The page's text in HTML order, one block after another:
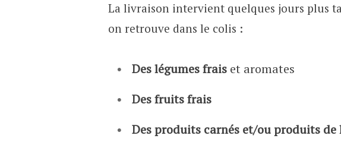
La livraison intervient quelques jours plus
on retrouve dans le colis :
Des légumes fraiset aromates
Des fruits frais
Des produits carnés et/ou produits de